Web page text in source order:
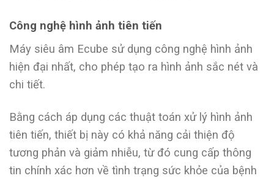
Công nghệ hình ảnh tiên tiến
Máy siêu âm Ecube sử dụng công nghệ hình ảnh
hiện đại nhất, cho phép tạo ra hình ảnh sắc nét và
chi tiết.
Bằng cách áp dụng các thuật toán xử lý hình ảnh
tiên tiến, thiết bị này có khả năng cải thiện độ
tương phản và giảm nhiễu, từ đó cung cấp thông
tin chính xác hơn về tình trạng sức khỏe của bệnh